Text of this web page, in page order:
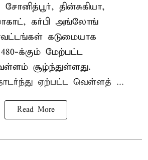
தின்சுகியா,
கர்பி அங்லோங்
கடுமையாக
க்கும் மேற்பட்ட
சூழ்ந்துள்ளது.
ஏற்பட்ட வெள்ளத் ...
Read More